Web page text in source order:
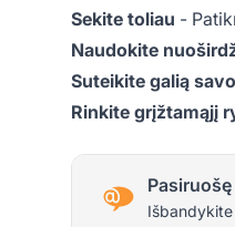
Sekite toliau -
Naudokite
Suteikite galią
Rinkite grįžtamąjį
Išbandykite